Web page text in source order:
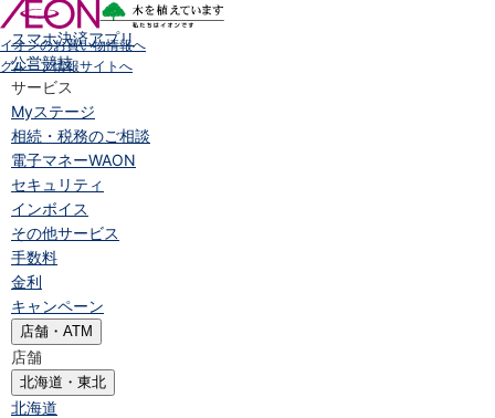
WEB即時決済サービス
スマホ決済アプリ
公営競技
サービス
Myステージ
相続・税務のご相談
電子マネーWAON
セキュリティ
インボイス
その他サービス
手数料
金利
キャンペーン
店舗・ATM
店舗
北海道・東北
北海道
イオンのお買い物情報へ
グループ情報サイトへ